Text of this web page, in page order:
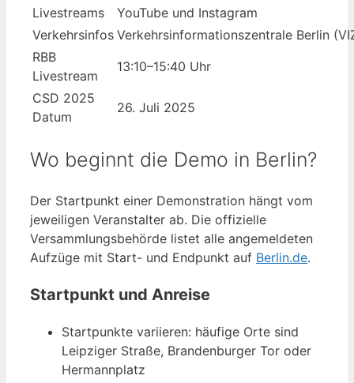
Livestreams
YouTube und Instagram
Verkehrsinfos Verkehrsinformationszentrale Berlin
RBB
Livestream
13:10–15:40 Uhr
CSD 2025
Datum
26. Juli 2025
Wo beginnt die Demo in Berlin?
Der Startpunkt einer Demonstration hängt vom
jeweiligen Veranstalter ab. Die offizielle
Versammlungsbehörde listet alle angemeldeten
Aufzüge mit Start- und Endpunkt auf Berlin.de.
Startpunkt und Anreise
Startpunkte variieren: häufige Orte sind
Leipziger Straße, Brandenburger Tor oder
Hermannplatz